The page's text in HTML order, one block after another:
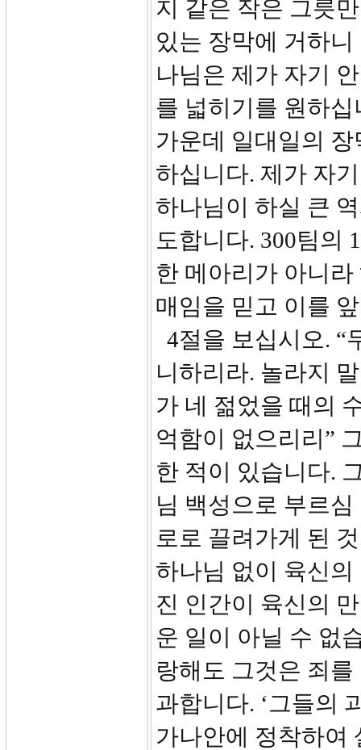
지 같은 작은 그릇
있는 장막에 거하
나님은 제가 자기
를 넓히기를 원하
가운데 일대일의
하십니다. 제가 자
하나님이 하실 큰
도합니다. 300팀의
한 메아리가 아니
매임을 믿고 이를
4절을 보십시오. “
니하리라. 놀라지
가 네 젊었을 때의
억함이 없으리리”
한 적이 있습니다.
님 백성으로 부르
로로 끌려가게 된
하나님 없이 육신
진 인간이 육신의
운 일이 아닐 수 없
랑해도 그것은 죄
과합니다. ‘그들의
가나안에 정착하여